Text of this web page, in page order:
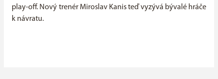
play-off. Nový trenér Miroslav Kanis teď vyzývá bývalé hráče
k návratu.